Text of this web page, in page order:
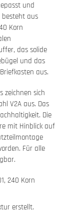
und
besteht aus
Korn
das solide
und das
aus.
zeichnen sich
V2A aus. Das
Die
mit Hinblick auf
Für alle
240 Korn
erstellt.